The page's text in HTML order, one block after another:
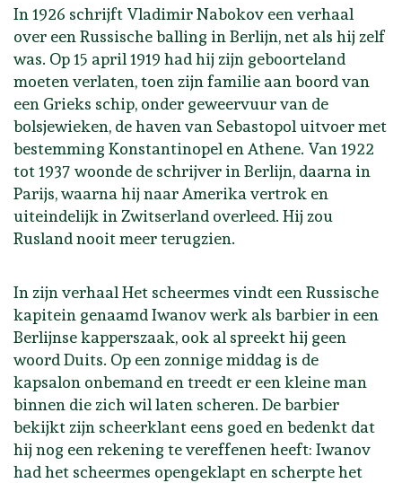
In 1926 schrijft Vladimir Nabokov een verhaal
over een Russische balling in Berlijn, net als hij zelf
was. Op 15 april 1919 had hij zijn geboorteland
moeten verlaten, toen zijn familie aan boord van
een Grieks schip, onder geweervuur van de
bolsjewieken, de haven van Sebastopol uitvoer met
bestemming Konstantinopel en Athene. Van 1922
tot 1937 woonde de schrijver in Berlijn, daarna in
Parijs, waarna hij naar Amerika vertrok en
uiteindelijk in Zwitserland overleed. Hij zou
Rusland nooit meer terugzien.
In zijn verhaal Het scheermes vindt een Russische
kapitein genaamd Iwanov werk als barbier in een
Berlijnse kapperszaak, ook al spreekt hij geen
woord Duits. Op een zonnige middag is de
kapsalon onbemand en treedt er een kleine man
binnen die zich wil laten scheren. De barbier
bekijkt zijn scheerklant eens goed en bedenkt dat
hij nog een rekening te vereffenen heeft: Iwanov
had het scheermes opengeklapt en scherpte het